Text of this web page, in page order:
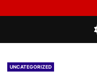
UNCATEGORIZED